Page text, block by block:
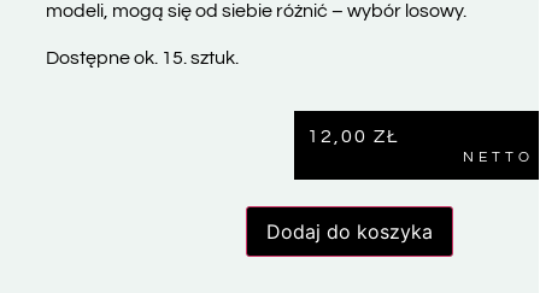
modeli, mogą się od siebie różnić – wybór losowy.
Dostępne ok. 15. sztuk.
12,00 ZŁ
NETTO
Dodaj do koszyka